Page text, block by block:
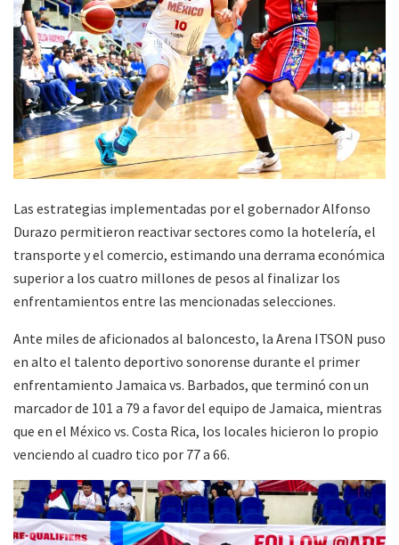
Las estrategias implementadas por el gobernador Alfonso
Durazo permitieron reactivar sectores como la hotelería, el
transporte y el comercio, estimando una derrama económica
superior a los cuatro millones de pesos al finalizar los
enfrentamientos entre las mencionadas selecciones.
Ante miles de aficionados al baloncesto, la Arena ITSON puso
en alto el talento deportivo sonorense durante el primer
enfrentamiento Jamaica vs. Barbados, que terminó con un
marcador de 101 a 79 a favor del equipo de Jamaica, mientras
que en el México vs. Costa Rica, los locales hicieron lo propio
venciendo al cuadro tico por 77 a 66.